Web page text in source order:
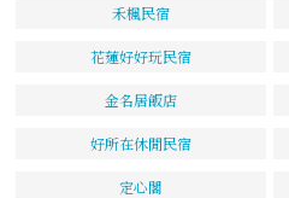
禾楓民宿
花蓮好好玩民宿
金名居飯店
好所在休閒民宿
定心閣